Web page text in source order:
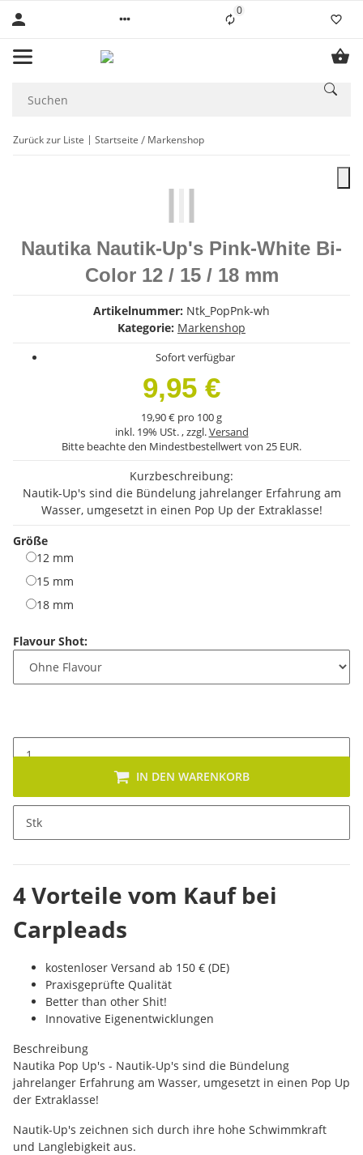
0Liste ist leer
Zurück zur Liste Startseite Markenshop
Nautika Nautik-Up's Pink-White Bi-
Color 12 / 15 / 18 mm
Artikelnummer: Ntk_PopPnk-wh
Kategorie: Markenshop
Sofort verfügbar
9,95 €
19,90 € pro 100 g
inkl. 19% USt. , zzgl.Versand
Bitte beachte den Mindestbestellwert von 25 EUR.
Kurzbeschreibung:
Nautik-Up's sind die Bündelung jahrelanger Erfahrung am
Wasser, umgesetzt in einen Pop Up der Extraklasse!
Größe
12 mm
15 mm
18 mm
Flavour Shot:
Stk
IN DEN WARENKORB
Dieses Produkt hat Variationen. Wähle bitte die gewünschte
Variation aus.
4 Vorteile vom Kauf bei
Carpleads
kostenloser Versand ab 150 € (DE)
Praxisgeprüfte Qualität
Better than other Shit!
Innovative Eigenentwicklungen
Beschreibung
Nautika Pop Up's - Nautik-Up's sind die Bündelung
jahrelanger Erfahrung am Wasser, umgesetzt in einen Pop Up
der Extraklasse!
Nautik-Up's zeichnen sich durch ihre hohe Schwimmkraft
und Langlebigkeit aus.